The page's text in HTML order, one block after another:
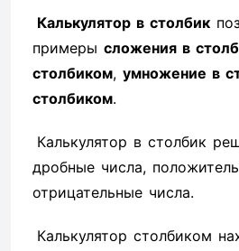
Калькулятор в столбик
примеры сложения в
столбиком, умножение в
столбиком.
Калькулятор в столбик
дробные числа,
отрицательные числа.
Калькулятор столбиком